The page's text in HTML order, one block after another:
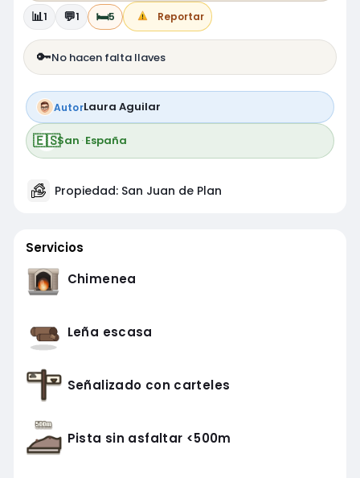
📊1 💬1 🛏️5 Reportar
🔑No hacen falta llaves
AutorLaura Aguilar
🇪🇸San ·España
Propiedad: San Juan de Plan
Servicios
Chimenea
Leña escasa
Señalizado con carteles
Pista sin asfaltar <500m